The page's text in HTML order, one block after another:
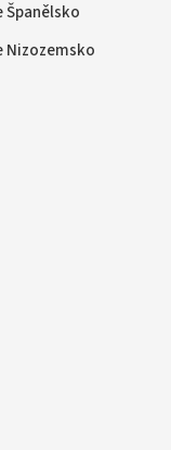
Španělsko
Nizozemsko